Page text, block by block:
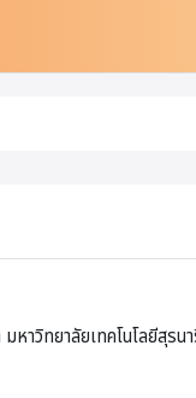
วิทยาลัยเทคโนโลยีสุรน